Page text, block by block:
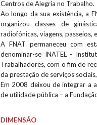
Centros de Alegria no Trabalho.
Ao longo da sua existência, a
organizou classes de
radiofónicas, viagens, passeios,
A FNAT permaneceu com
denominar-se INATEL -
Trabalhadores, com o fim de
da prestação de serviços
Em 2008 deixou de integrar a
de utilidade pública – a
DIMENSÃO